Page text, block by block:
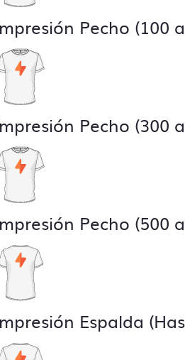
Pecho (100
Pecho (300
Pecho (500
Espalda